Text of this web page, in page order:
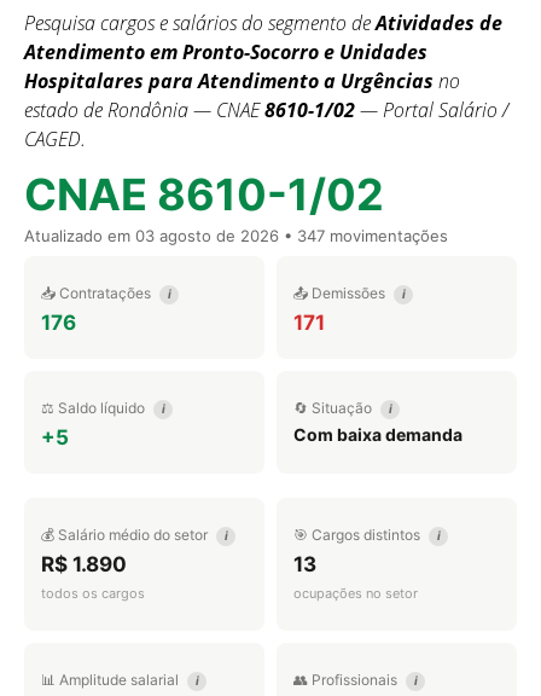
Pesquisa cargos e salários do segmento deAtividades de
Atendimento em Pronto-Socorro e Unidades
Hospitalares para Atendimento a Urgências no
estado de Rondônia — CNAE8610-1/02— Portal Salário /
CAGED.
CNAE 8610-1/02
Atualizado em 03 agosto de 2026 • 347 movimentações
📥 Contratações i
176
📤 Demissões i
171
⚖️ Saldo líquido i
+5
🔄 Situação i
Com baixa demanda
💰 Salário médio do setor i
R$ 1.890
todos os cargos
🎯 Cargos distintos i
13
ocupações no setor
📊 Amplitude salarial i 👥 Profissionais i